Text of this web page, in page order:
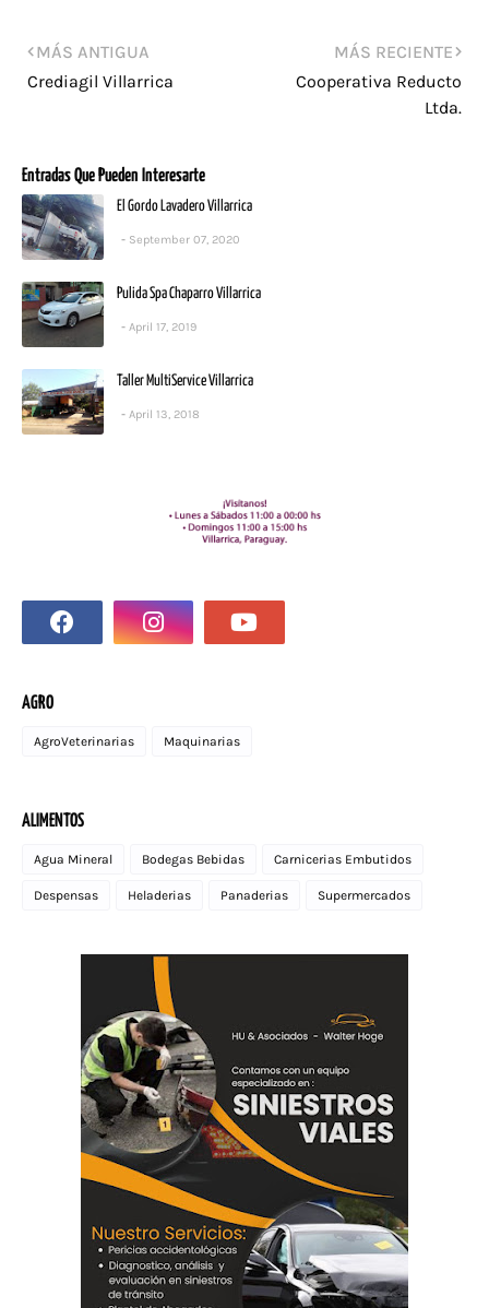
MÁS RECIENTE
Cooperativa Reducto
Ltda.
MÁS ANTIGUA
Crediagil Villarrica
Entradas Que Pueden Interesarte
El Gordo Lavadero Villarrica
September 07, 2020
Pulida Spa Chaparro Villarrica
April 17, 2019
Taller MultiService Villarrica
April 13, 2018
AGRO
AgroVeterinarias Maquinarias
ALIMENTOS
Agua Mineral Bodegas Bebidas Carnicerias Embutidos
Despensas Heladerias Panaderias Supermercados